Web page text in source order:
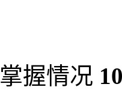
掌握情况